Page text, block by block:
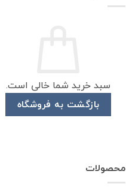
سبد خرید شما خالی است.
بازگشت به فروشگاه
محصولات